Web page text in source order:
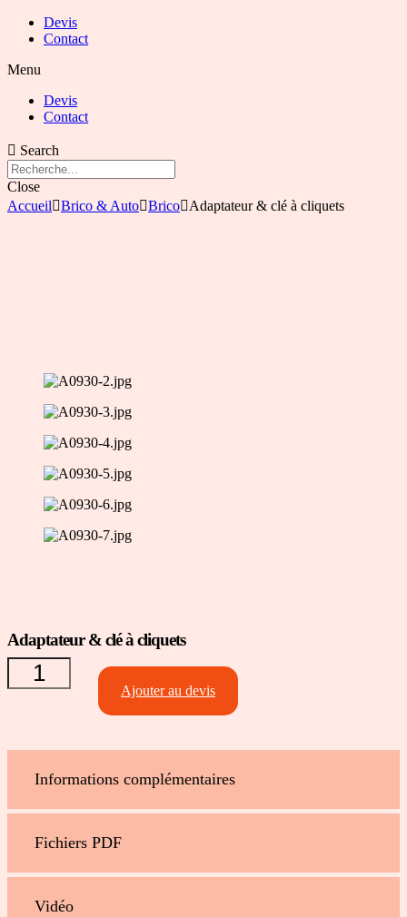
Devis
Contact
Menu
Devis
Contact
Search
Close
Accueil
Brico & Auto Brico Adaptateur & clé à cliquets
Adaptateur & clé à cliquets
quantité de
Adaptateur
& clé à
Ajouter au devis
Informations complémentaires
Fichiers PDF
Vidéo